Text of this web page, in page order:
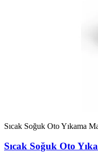
Sıcak Soğuk Oto Yıkama
Sıcak Soğuk Oto